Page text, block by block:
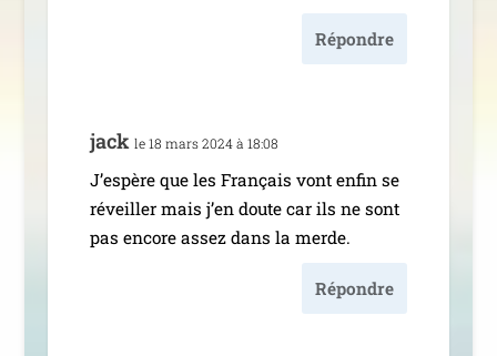
Répondre
jack le 18 mars 2024 à 18:08
J’espère que les Français vont enfin se
réveiller mais j’en doute car ils ne sont
pas encore assez dans la merde.
Répondre